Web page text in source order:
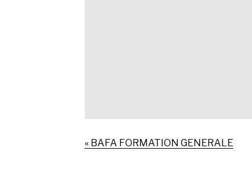
« BAFA FORMATION GENERALE